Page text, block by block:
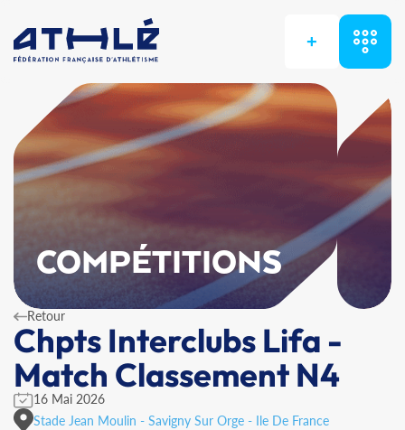
+
COMPÉTITIONS
Retour
Chpts Interclubs Lifa -
Match Classement N4
16 Mai 2026
Stade Jean Moulin - Savigny Sur Orge - Ile De France